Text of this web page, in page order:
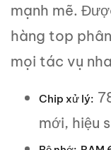
mạnh mẽ.
hàng top
mọi tác vụ
Chip xử lý:
mới, hiệu